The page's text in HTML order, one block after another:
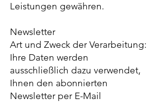
Leistungen gewähren.
Newsletter
Art und Zweck der Verarbeitung:
Ihre Daten werden
ausschließlich dazu verwendet,
Ihnen den abonnierten
Newsletter per E-Mail